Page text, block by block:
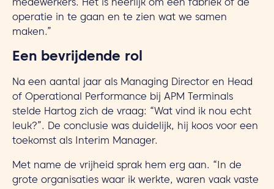
medewerkers. Het is heerlijk om een fabriek of de
operatie in te gaan en te zien wat we samen
maken.”
Een bevrijdende rol
Na een aantal jaar als Managing Director en Head
of Operational Performance bij APM Terminals
stelde Hartog zich de vraag: “Wat vind ik nou echt
leuk?”. De conclusie was duidelijk, hij koos voor een
toekomst als Interim Manager.
Met name de vrijheid sprak hem erg aan. “In de
grote organisaties waar ik werkte, waren vaak vaste